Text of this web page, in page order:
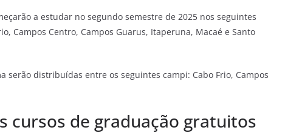
a estudar no segundo semestre de 2025 nos seguintes
Campos Centro, Campos Guarus, Itaperuna, Macaé e Santo
serão distribuídas entre os seguintes campi: Cabo Frio, Campos
cursos de graduação gratuitos